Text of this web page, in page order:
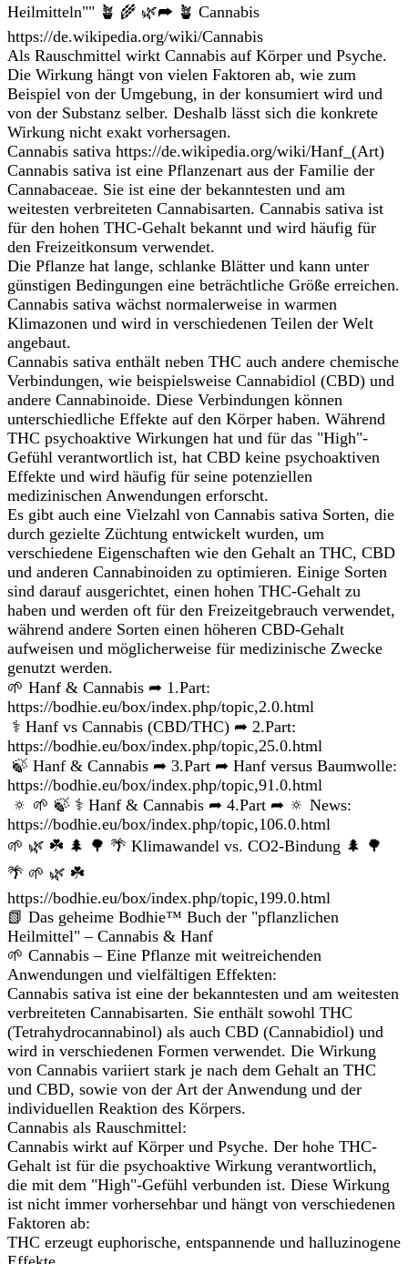
Heilmitteln"" 🪴 🌾 🌿➦ 🪴 Cannabis
https://de.wikipedia.org/wiki/Cannabis
Als Rauschmittel wirkt Cannabis auf Körper und Psyche.
Die Wirkung hängt von vielen Faktoren ab, wie zum
Beispiel von der Umgebung, in der konsumiert wird und
von der Substanz selber. Deshalb lässt sich die konkrete
Wirkung nicht exakt vorhersagen.
Cannabis sativa https://de.wikipedia.org/wiki/Hanf_(Art)
Cannabis sativa ist eine Pflanzenart aus der Familie der
Cannabaceae. Sie ist eine der bekanntesten und am
weitesten verbreiteten Cannabisarten. Cannabis sativa ist
für den hohen THC-Gehalt bekannt und wird häufig für
den Freizeitkonsum verwendet.
Die Pflanze hat lange, schlanke Blätter und kann unter
günstigen Bedingungen eine beträchtliche Größe erreichen.
Cannabis sativa wächst normalerweise in warmen
Klimazonen und wird in verschiedenen Teilen der Welt
angebaut.
Cannabis sativa enthält neben THC auch andere chemische
Verbindungen, wie beispielsweise Cannabidiol (CBD) und
andere Cannabinoide. Diese Verbindungen können
unterschiedliche Effekte auf den Körper haben. Während
THC psychoaktive Wirkungen hat und für das "High"-
Gefühl verantwortlich ist, hat CBD keine psychoaktiven
Effekte und wird häufig für seine potenziellen
medizinischen Anwendungen erforscht.
Es gibt auch eine Vielzahl von Cannabis sativa Sorten, die
durch gezielte Züchtung entwickelt wurden, um
verschiedene Eigenschaften wie den Gehalt an THC, CBD
und anderen Cannabinoiden zu optimieren. Einige Sorten
sind darauf ausgerichtet, einen hohen THC-Gehalt zu
haben und werden oft für den Freizeitgebrauch verwendet,
während andere Sorten einen höheren CBD-Gehalt
aufweisen und möglicherweise für medizinische Zwecke
genutzt werden.
🌱 Hanf & Cannabis ➦ 1.Part:
https://bodhie.eu/box/index.php/topic,2.0.html
⚕ Hanf vs Cannabis (CBD/THC) ➦ 2.Part:
https://bodhie.eu/box/index.php/topic,25.0.html
🍃 Hanf & Cannabis ➦ 3.Part ➦ Hanf versus Baumwolle:
https://bodhie.eu/box/index.php/topic,91.0.html
🔅 🌱 🍃 ⚕ Hanf & Cannabis ➦ 4.Part ➦ 🔅 News:
https://bodhie.eu/box/index.php/topic,106.0.html
🌱 🌿 ☘️ 🌲 🌳 🌴 Klimawandel vs. CO2-Bindung 🌲 🌳
🌴 🌱 🌿 ☘️
https://bodhie.eu/box/index.php/topic,199.0.html
📗 Das geheime Bodhie™ Buch der "pflanzlichen
Heilmittel" – Cannabis & Hanf
🌱 Cannabis – Eine Pflanze mit weitreichenden
Anwendungen und vielfältigen Effekten:
Cannabis sativa ist eine der bekanntesten und am weitesten
verbreiteten Cannabisarten. Sie enthält sowohl THC
(Tetrahydrocannabinol) als auch CBD (Cannabidiol) und
wird in verschiedenen Formen verwendet. Die Wirkung
von Cannabis variiert stark je nach dem Gehalt an THC
und CBD, sowie von der Art der Anwendung und der
individuellen Reaktion des Körpers.
Cannabis als Rauschmittel:
Cannabis wirkt auf Körper und Psyche. Der hohe THC-
Gehalt ist für die psychoaktive Wirkung verantwortlich,
die mit dem "High"-Gefühl verbunden ist. Diese Wirkung
ist nicht immer vorhersehbar und hängt von verschiedenen
Faktoren ab:
THC erzeugt euphorische, entspannende und halluzinogene